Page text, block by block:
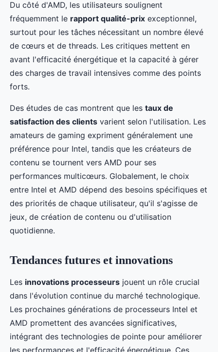
Du côté d'AMD, les utilisateurs soulignent
fréquemment le rapport qualité-prix exceptionnel,
surtout pour les tâches nécessitant un nombre élevé
de cœurs et de threads. Les critiques mettent en
avant l'efficacité énergétique et la capacité à gérer
des charges de travail intensives comme des points
forts.
Des études de cas montrent que les taux de
satisfaction des clients varient selon l'utilisation. Les
amateurs de gaming expriment généralement une
préférence pour Intel, tandis que les créateurs de
contenu se tournent vers AMD pour ses
performances multicœurs. Globalement, le choix
entre Intel et AMD dépend des besoins spécifiques et
des priorités de chaque utilisateur, qu'il s'agisse de
jeux, de création de contenu ou d'utilisation
quotidienne.
Tendances futures et innovations
Les innovations processeurs jouent un rôle crucial
dans l'évolution continue du marché technologique.
Les prochaines générations de processeurs Intel et
AMD promettent des avancées significatives,
intégrant des technologies de pointe pour améliorer